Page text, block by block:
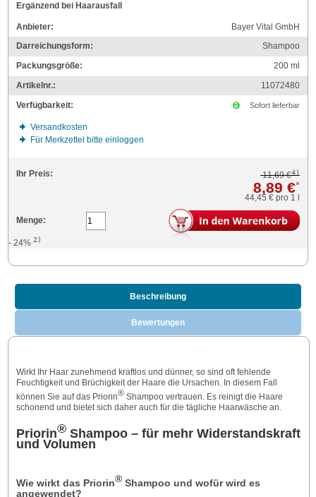
Ergänzend bei Haarausfall
Anbieter:
Bayer Vital GmbH
Darreichungsform:
Shampoo
Packungsgröße:
200ml
Artikelnr.:
11072480
Verfügbarkeit:
Sofort lieferbar
Versandkosten
Für Merkzettel bitte einloggen
Ihr Preis: 11,69 €4)
8,89 €*
44,45 € pro 1 l
Menge:
- 24%2)
Beschreibung
Bewertungen
Wirkt Ihr Haar zunehmend kraftlos und dünner, so sind oft fehlende
Feuchtigkeit und Brüchigkeit der Haare die Ursachen. In diesem Fall
können Sie auf das Priorin®Shampoo vertrauen. Es reinigt die Haare
schonend und bietet sich daher auch für die tägliche Haarwäsche an.
Priorin®Shampoo – für mehr Widerstandskraft
und Volumen
Wie wirkt das Priorin®Shampoo und wofür wird es
angewendet?